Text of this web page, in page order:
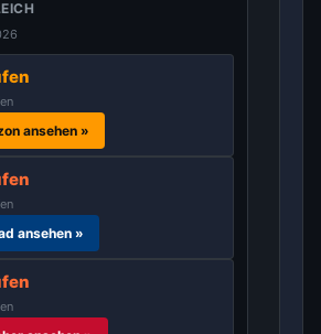
ansehen »
ansehen »